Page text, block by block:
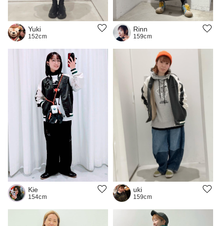
Yuki
152cm
Rinn
159cm
Kie
154cm
uki
159cm